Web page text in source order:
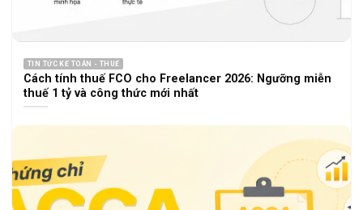
TIN TỨC KẾ TOÁN - THUẾ
Cách tính thuế FCO cho Freelancer 2026: Ngưỡng miễn
thuế 1 tỷ và công thức mới nhất